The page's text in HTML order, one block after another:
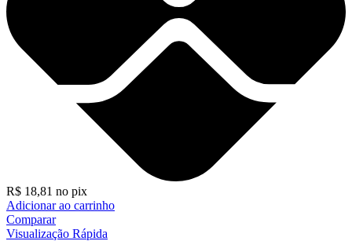
R$ 18,81 no pix
Adicionar ao carrinho
Comparar
Visualização Rápida